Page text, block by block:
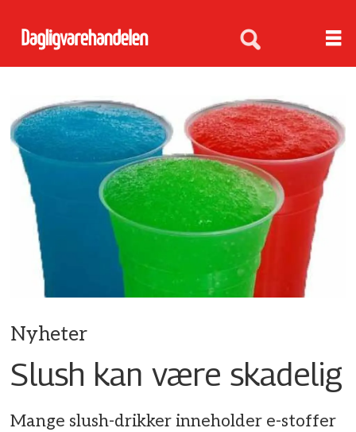
Nyheter
Slush kan være skadelig
Mange slush-drikker inneholder e-stoffer